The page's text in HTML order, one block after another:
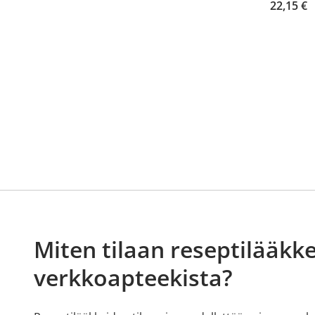
22,15 €
Miten tilaan
verkkoapteekista?